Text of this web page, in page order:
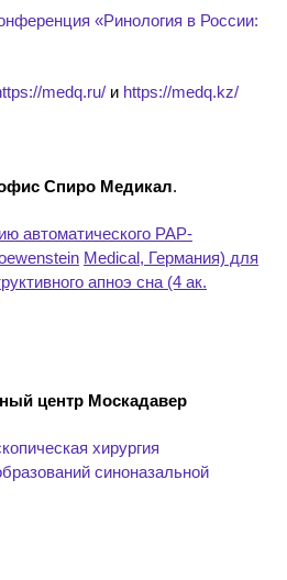
«Ринология в России:
medq.ru/ и https://medq.kz/
Спиро Медикал.
автоматического PAP-
Medical, Германия) для
апноэ сна (4 ак.
центр Москадавер
хирургия
синоназальной